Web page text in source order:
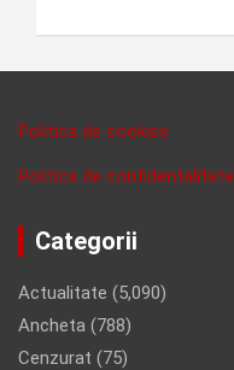
Politica de cookies
Politica de confidentalitate
Categorii
Actualitate (5,090)
Ancheta (788)
Cenzurat (75)